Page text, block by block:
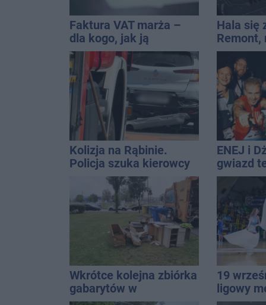
Faktura VAT marża –
dla kogo, jak ją
wystawić i jak rozliczyć
Hala się
Remont,
Kolizja na Rąbinie.
Policja szuka kierowcy
ENEJ i
gwiazd
święta
Wkrótce kolejna zbiórka
gabarytów w
Inowrocławiu
19
ligowy
Znamy